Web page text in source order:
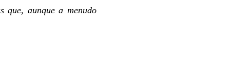
que, aunque a menudo